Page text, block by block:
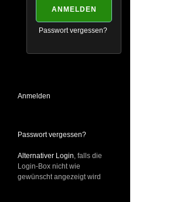
Passwort vergessen?
Anmelden
Passwort vergessen?
Alternativer Login , falls die
Login-Box nicht wie
gewünscht angezeigt wird